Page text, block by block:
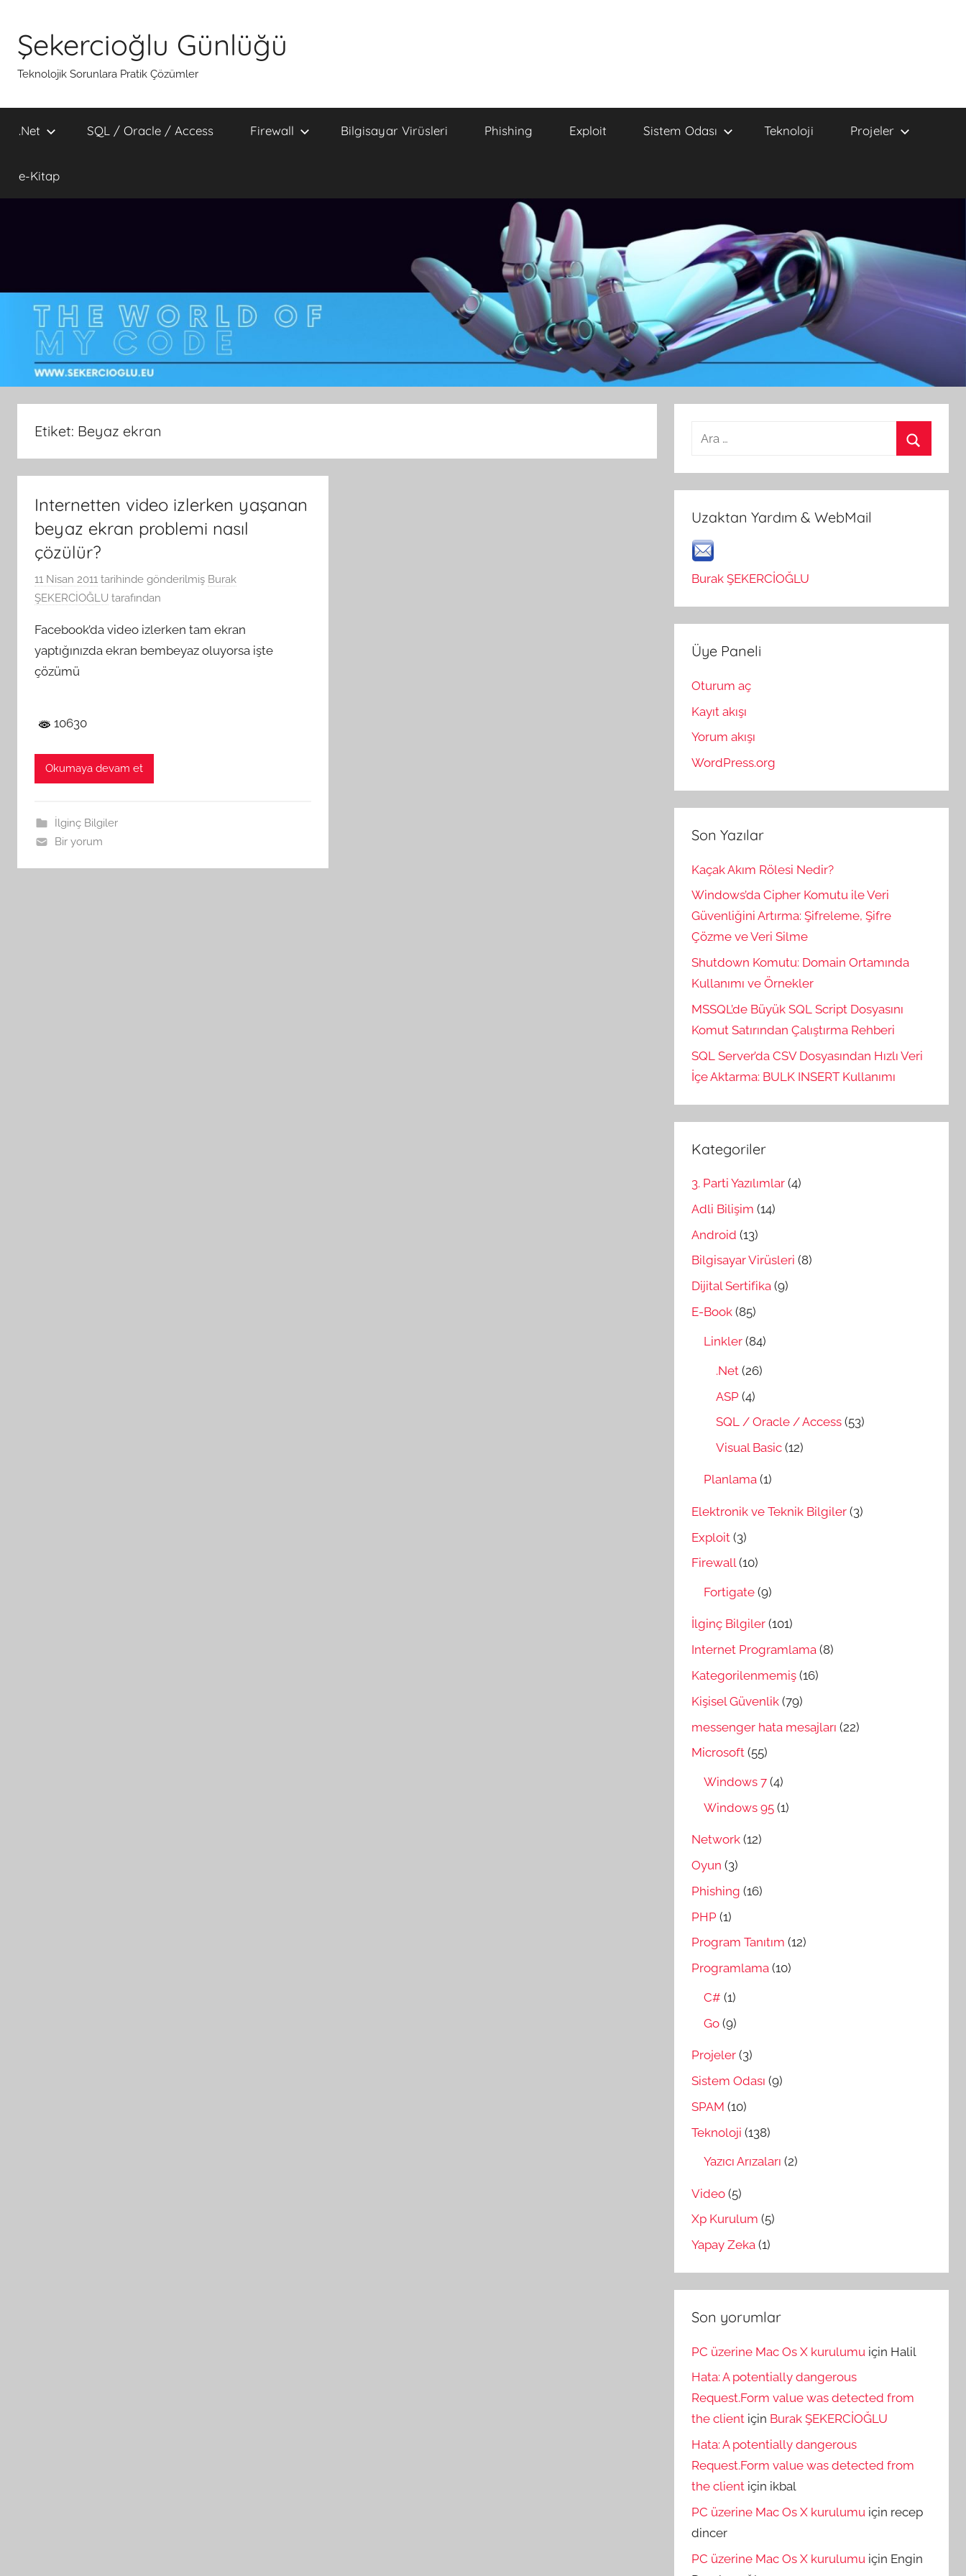
Şekercioğlu Günlüğü
Teknolojik Sorunlara Pratik Çözümler
.Net SQL / Oracle / Access Firewall Bilgisayar Virüsleri Phishing Exploit Sistem Odası Teknoloji Projeler
e-Kitap
Etiket: Beyaz ekran
Internetten video izlerken yaşanan
beyaz ekran problemi nasıl
çözülür?
11 Nisan 2011 tarihinde gönderilmiş Burak
ŞEKERCİOĞLU tarafından
Facebook’da video izlerken tam ekran
yaptığınızda ekran bembeyaz oluyorsa işte
çözümü
10630
Okumaya devam et
İlginç Bilgiler
Bir yorum
Arama:
Uzaktan Yardım & WebMail
Burak ŞEKERCİOĞLU
Üye Paneli
Oturum aç
Kayıt akışı
Yorum akışı
WordPress.org
Son Yazılar
Kaçak Akım Rölesi Nedir?
Windows’da Cipher Komutu ile Veri
Güvenliğini Artırma: Şifreleme, Şifre
Çözme ve Veri Silme
Shutdown Komutu: Domain Ortamında
Kullanımı ve Örnekler
MSSQL’de Büyük SQL Script Dosyasını
Komut Satırından Çalıştırma Rehberi
SQL Server’da CSV Dosyasından Hızlı Veri
İçe Aktarma: BULK INSERT Kullanımı
Kategoriler
3. Parti Yazılımlar (4)
Adli Bilişim (14)
Android (13)
Bilgisayar Virüsleri (8)
Dijital Sertifika (9)
E-Book (85)
Linkler (84)
.Net (26)
ASP (4)
SQL / Oracle / Access (53)
Visual Basic (12)
Planlama (1)
Elektronik ve Teknik Bilgiler (3)
Exploit (3)
Firewall(10)
Fortigate (9)
İlginç Bilgiler (101)
Internet Programlama (8)
Kategorilenmemiş (16)
Kişisel Güvenlik (79)
messenger hata mesajları (22)
Microsoft (55)
Windows 7 (4)
Windows 95 (1)
Network (12)
Oyun (3)
Phishing (16)
PHP (1)
Program Tanıtım (12)
Programlama (10)
C# (1)
Go (9)
Projeler (3)
Sistem Odası (9)
SPAM (10)
Teknoloji (138)
Yazıcı Arızaları (2)
Video (5)
Xp Kurulum (5)
Yapay Zeka (1)
Son yorumlar
PC üzerine Mac Os X kurulumu için Halil
Hata: A potentially dangerous
Request.Form value was detected from
the client için Burak ŞEKERCİOĞLU
Hata: A potentially dangerous
Request.Form value was detected from
the client için ikbal
PC üzerine Mac Os X kurulumu için recep
dincer
PC üzerine Mac Os X kurulumu için Engin